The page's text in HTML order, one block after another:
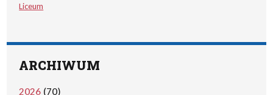
Liceum
ARCHIWUM
2026 (70)